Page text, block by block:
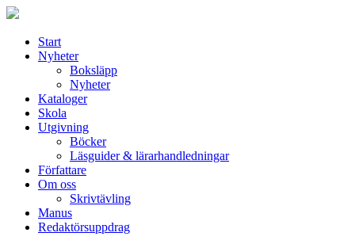
Start
Nyheter
Boksläpp
Nyheter
Kataloger
Skola
Utgivning
Böcker
Läsguider & lärarhandledningar
Författare
Om oss
Skrivtävling
Manus
Redaktörsuppdrag